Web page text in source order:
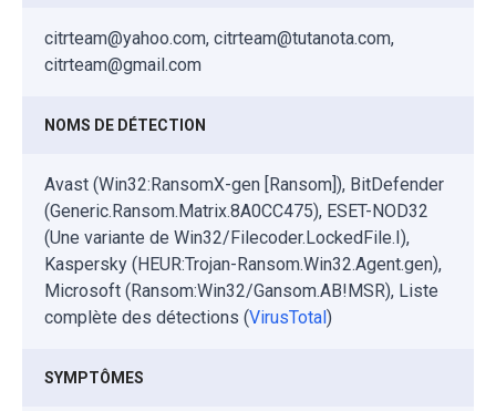
citrteam@yahoo.com, citrteam@tutanota.com,
citrteam@gmail.com
NOMS DE DÉTECTION
Avast (Win32:RansomX-gen [Ransom]), BitDefender
(Generic.Ransom.Matrix.8A0CC475), ESET-NOD32
(Une variante de Win32/Filecoder.LockedFile.I),
Kaspersky (HEUR:Trojan-Ransom.Win32.Agent.gen),
Microsoft (Ransom:Win32/Gansom.AB!MSR), Liste
complète des détections (VirusTotal )
SYMPTÔMES